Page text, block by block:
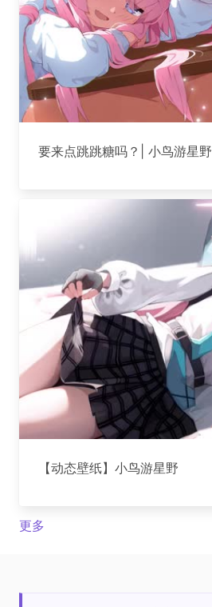
要来点跳跳糖吗？| 小鸟游星野
【动态壁纸】小鸟游星野
更多